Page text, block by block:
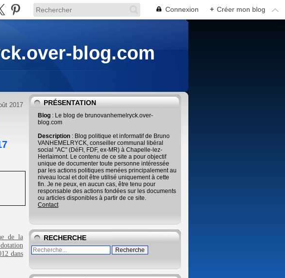
Connexion + Créer mon blog
blog.com
2017
de la
dans
PRÉSENTATION
Blog : Le blog de brunovanhemelryck.over-
blog.com
Description : Blog politique et informatif de Bruno
VANHEMELRYCK, conseiller communal libéral
social "AC" (DéFI, FDF, ex-MR) à Chapelle-lez-
Herlaimont. Le contenu de ce site a pour objectif
unique de documenter toute personne intéressée
par les actions politiques menées principalement au
niveau local et doit être utilisé uniquement à cette
fin. Je ne peux, en aucun cas, être tenu pour
responsable des actions fondées sur les documents
ou articles disponibles à partir de ce site.
Contact
RECHERCHE